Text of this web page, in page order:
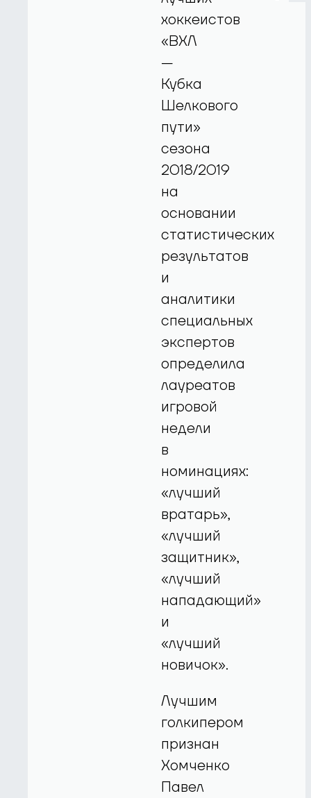
хоккеистов
«ВХЛ
—
Кубка
Шелкового
пути»
сезона
2018/2019
на
основании
статистических
результатов
и
аналитики
специальных
экспертов
определила
лауреатов
игровой
недели
в
номинациях:
«лучший
вратарь»,
«лучший
защитник»,
«лучший
нападающий»
и
«лучший
новичок».
Лучшим
голкипером
признан
Хомченко
Павел